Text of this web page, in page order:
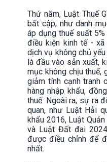
Thứ năm, Luật Thuế
bất cập, như danh
áp dụng thuế suất
điều kiện kinh tế - xã
dịch vụ không chủ
là đầu vào sản xuất,
mục không chịu thuế,
giảm tính cạnh tranh
hàng nhập khẩu,
thuế. Ngoài ra, sự ra
quan, như Luật Hải
khẩu 2016, Luật
và Luật Đất đai
được điều chỉnh để
nhất.